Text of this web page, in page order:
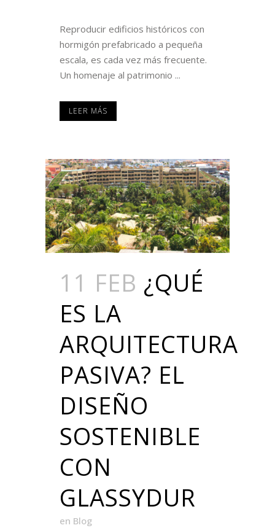
Reproducir edificios históricos con
hormigón prefabricado a pequeña
escala, es cada vez más frecuente.
Un homenaje al patrimonio ...
LEER MÁS
11 FEB ¿QUÉ
ES LA
ARQUITECTURA
PASIVA? EL
DISEÑO
SOSTENIBLE
CON
GLASSYDUR
en Blog